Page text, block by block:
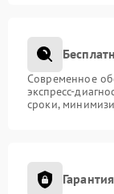
Современное
экспресс-
сроки,